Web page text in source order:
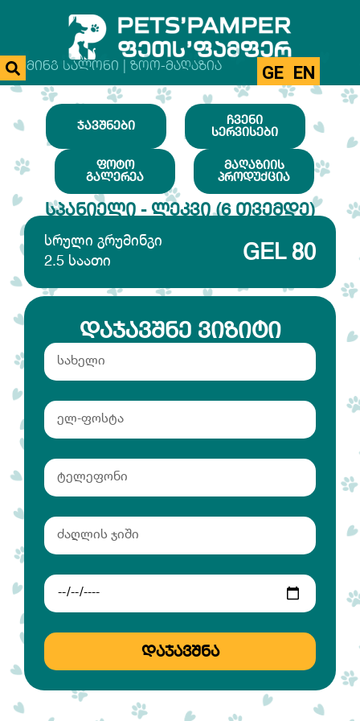
ᲒᲠᲣᲛᲘᲜᲒ ᲡᲐᲚᲝᲜᲘ | ᲖᲝᲝ-ᲛᲐᲦᲐᲖᲘᲐ GE EN
ᲯᲐᲕᲨᲜᲔᲑᲘ
ᲩᲕᲔᲜᲘ
ᲡᲔᲠᲕᲘᲡᲔᲑᲘ
ᲤᲝᲢᲝ
ᲒᲐᲚᲔᲠᲔᲐ
ᲛᲐᲦᲐᲖᲘᲘᲡ
ᲞᲠᲝᲓᲣᲥᲪᲘᲐ
ᲡᲞᲐᲜᲘᲔᲚᲘ - ᲚᲔᲙᲕᲘ (6 ᲗᲕᲔᲛᲓᲔ)
სრული გრუმინგი
2.5 საათი
GEL 80
ᲓᲐᲯᲐᲕᲨᲜᲔ ᲕᲘᲖᲘᲢᲘ
ᲓᲐᲯᲐᲕᲨᲜᲐ